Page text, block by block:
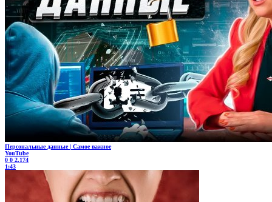
Персональные данные | Самое важное
YouTube
0 0 2.174
1:43